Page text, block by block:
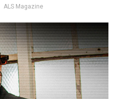
ALS Magazine